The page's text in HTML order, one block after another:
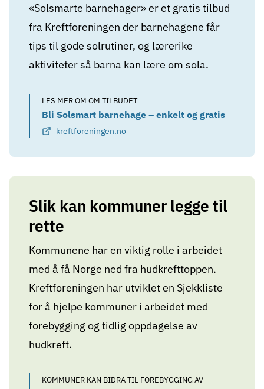
«Solsmarte barnehager» er et gratis tilbud
fra Kreftforeningen der barnehagene får
tips til gode solrutiner, og lærerike
aktiviteter så barna kan lære om sola.
LES MER OM OM TILBUDET
Bli Solsmart barnehage – enkelt og gratis
kreftforeningen.no
Slik kan kommuner legge til
rette
Kommunene har en viktig rolle i arbeidet
med å få Norge ned fra hudkrefttoppen.
Kreftforeningen har utviklet en Sjekkliste
for å hjelpe kommuner i arbeidet med
forebygging og tidlig oppdagelse av
hudkreft.
KOMMUNER KAN BIDRA TIL FOREBYGGING AV